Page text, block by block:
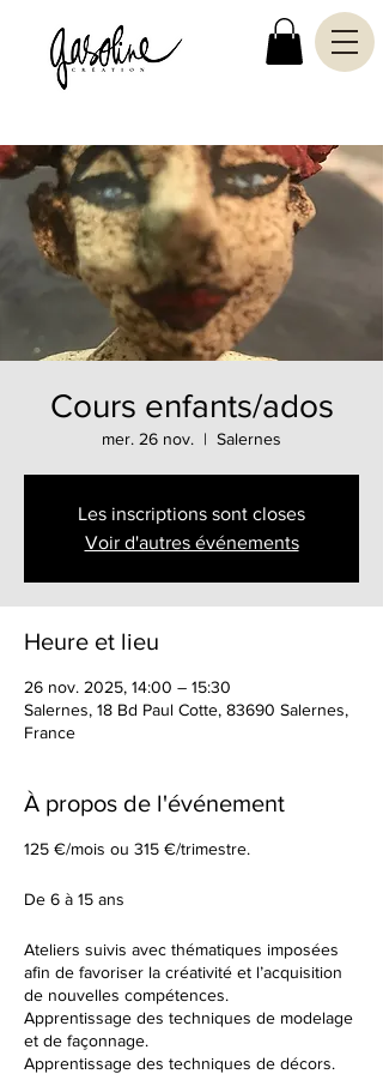
Cours enfants/ados
mer. 26 nov.
  |
Salernes
Les inscriptions sont closes
Voir d'autres événements
Heure et lieu
26 nov. 2025, 14:00 – 15:30
Salernes, 18 Bd Paul Cotte, 83690 Salernes,
France
À propos de l'événement
125 €/mois ou 315 €/trimestre.
De 6 à 15 ans
Ateliers suivis avec thématiques imposées
afin de favoriser la créativité et l’acquisition
de nouvelles compétences.
Apprentissage des techniques de modelage
et de façonnage.
Apprentissage des techniques de décors.